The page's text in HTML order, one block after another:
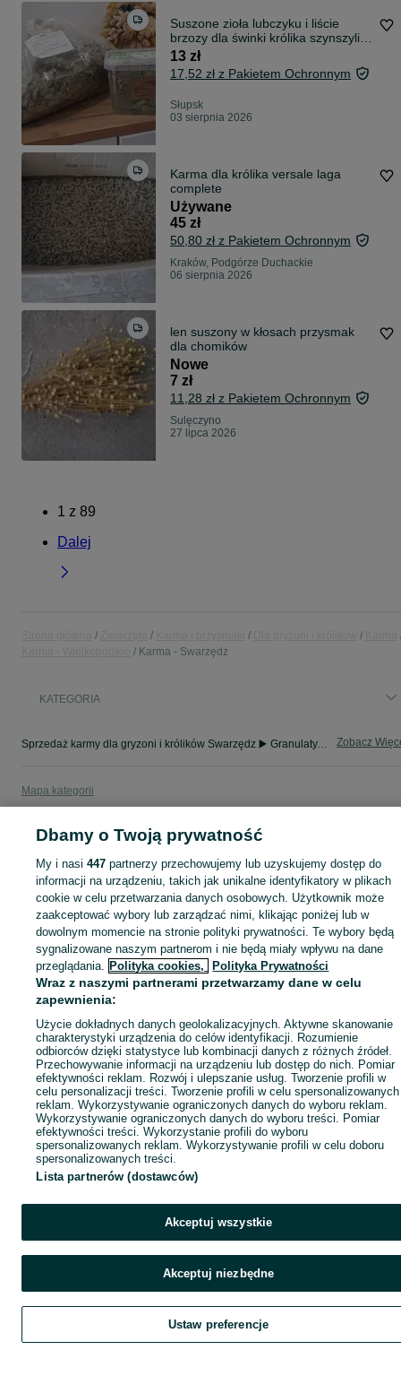
Suszone zioła lubczyku i liście
brzozy dla świnki królika szynszyli
duże kawałki
13 zł
17,52 zł z Pakietem Ochronnym
Słupsk
03 sierpnia 2026
Karma dla królika versale laga
complete
Używane
45 zł
50,80 zł z Pakietem Ochronnym
Kraków, Podgórze Duchackie
06 sierpnia 2026
len suszony w kłosach przysmak
dla chomików
Nowe
7 zł
11,28 zł z Pakietem Ochronnym
Sulęczyno
27 lipca 2026
1 z 89
Dalej
Karma - Swarzędz
KATEGORIA
Sprzedaż karmy dla gryzoni i królików Swarzędz ▶️ Granulaty, mieszanki ziaren i siano ✅ Duży wybór w atrakcyjnych cenach ☝ Znajdź karmę na OLX.pl! Zobacz
Mapa kategorii
Mapa ministron
Popularne wyszukiwania
Szukaj Obserwujesz Dodaj Czat
Dbamy o Twoją prywatność
My i nasi447 partnerzy przechowujemy lub uzyskujemy dostęp do
informacji na urządzeniu, takich jak unikalne identyfikatory w plikach
cookie w celu przetwarzania danych osobowych. Użytkownik może
zaakceptować wybory lub zarządzać nimi, klikając poniżej lub w
dowolnym momencie na stronie polityki prywatności. Te wybory będą
sygnalizowane naszym partnerom i nie będą miały wpływu na dane
przeglądania. Polityka cookies, Polityka Prywatności
Wraz z naszymi partnerami przetwarzamy dane w celu
zapewnienia:
Użycie dokładnych danych geolokalizacyjnych. Aktywne skanowanie
charakterystyki urządzenia do celów identyfikacji. Rozumienie
odbiorców dzięki statystyce lub kombinacji danych z różnych źródeł.
Przechowywanie informacji na urządzeniu lub dostęp do nich. Pomiar
efektywności reklam. Rozwój i ulepszanie usług. Tworzenie profili w
celu personalizacji treści. Tworzenie profili w celu spersonalizowanych
reklam. Wykorzystywanie ograniczonych danych do wyboru reklam.
Wykorzystywanie ograniczonych danych do wyboru treści. Pomiar
efektywności treści. Wykorzystanie profili do wyboru
spersonalizowanych reklam. Wykorzystywanie profili w celu doboru
spersonalizowanych treści.
Lista partnerów (dostawców)
Akceptuj wszystkie
Akceptuj niezbędne
Ustaw preferencje